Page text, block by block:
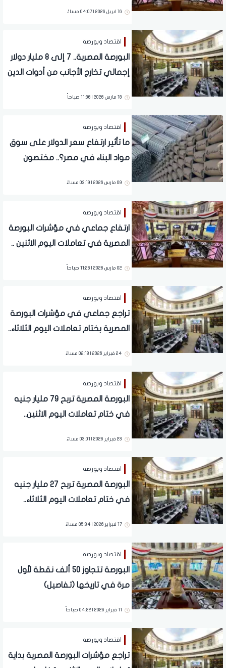
16 ابريل 2026 | 04:07 مساءً
اقتصاد وبورصة
البورصة المصرية.. 7 إلى 8 مليار دولار
إجمالي تخارج الأجانب من أدوات الدين
18 مارس 2026 | 11:36 صباحاً
اقتصاد وبورصة
ما تأثير ارتفاع سعر الدولار على سوق
مواد البناء في مصر؟.. مختصون
09 مارس 2026 | 03:19 مساءً
اقتصاد وبورصة
ارتفاع جماعي في مؤشرات البورصة
المصرية في تعاملات اليوم الاثنين ..
02 مارس 2026 | 11:26 صباحاً
اقتصاد وبورصة
تراجع جماعي في مؤشرات البورصة
المصرية بختام تعاملات اليوم الثلاثاء..
24 فبراير 2026 | 02:18 مساءً
اقتصاد وبورصة
البورصة المصرية تربح 79 مليار جنيه
في ختام تعاملات اليوم الاثنين..
23 فبراير 2026 | 03:01 مساءً
اقتصاد وبورصة
البورصة المصرية تربح 27 مليار جنيه
في ختام تعاملات اليوم الثلاثاء..
17 فبراير 2026 | 05:34 مساءً
اقتصاد وبورصة
البورصة تتجاوز 50 ألف نقطة لأول
مرة في تاريخها (تفاصيل)
11 فبراير 2026 | 04:22 صباحاً
اقتصاد وبورصة
تراجع مؤشرات البورصة المصرية بداية